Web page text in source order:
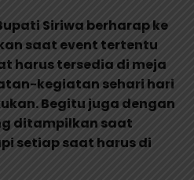
Siriwa berharap ke
saat event tertentu
harus tersedia di meja
kegiatan sehari hari
Begitu juga dengan
ditampilkan saat
setiap saat harus di